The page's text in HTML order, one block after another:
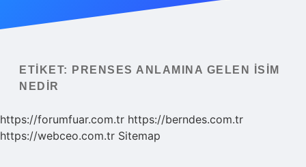
Yasal Uyarı
ETIKET:
PRENSES ANLAMINA GELEN ISIM
NEDIR
https://forumfuar.com.tr https://berndes.com.tr
https://webceo.com.tr Sitemap